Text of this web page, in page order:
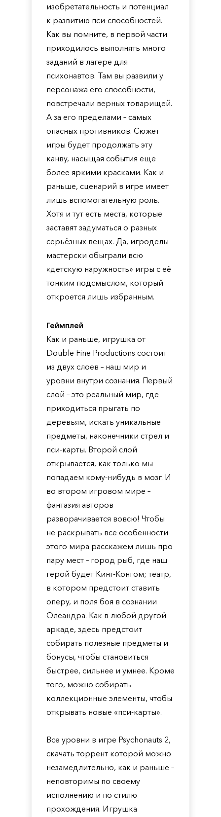
изобретательность и потенциал
к развитию пси-способностей.
Как вы помните, в первой части
приходилось выполнять много
заданий в лагере для
психонавтов. Там вы развили у
персонажа его способности,
повстречали верных товарищей.
А за его пределами – самых
опасных противников. Сюжет
игры будет продолжать эту
канву, насыщая события еще
более яркими красками. Как и
раньше, сценарий в игре имеет
лишь вспомогательную роль.
Хотя и тут есть места, которые
заставят задуматься о разных
серьёзных вещах. Да, игроделы
мастерски обыграли всю
«детскую наружность» игры с её
тонким подсмыслом, который
откроется лишь избранным.
Геймплей
Как и раньше, игрушка от
Double Fine Productions состоит
из двух слоев – наш мир и
уровни внутри сознания. Первый
слой – это реальный мир, где
приходиться прыгать по
деревьям, искать уникальные
предметы, наконечники стрел и
пси-карты. Второй слой
открывается, как только мы
попадаем кому-нибудь в мозг. И
во втором игровом мире –
фантазия авторов
разворачивается вовсю! Чтобы
не раскрывать все особенности
этого мира расскажем лишь про
пару мест – город рыб, где наш
герой будет Кинг-Конгом; театр,
в котором предстоит ставить
оперу, и поля боя в сознании
Олеандра. Как в любой другой
аркаде, здесь предстоит
собирать полезные предметы и
бонусы, чтобы становиться
быстрее, сильнее и умнее. Кроме
того, можно собирать
коллекционные элементы, чтобы
открывать новые «пси-карты».
Все уровни в игре Psychonauts 2,
скачать торрент которой можно
незамедлительно, как и раньше –
неповторимы по своему
исполнению и по стилю
прохождения. Игрушка